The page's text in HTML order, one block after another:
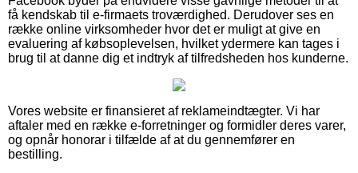
få kendskab til e-firmaets troværdighed. Derudover ses en
række online virksomheder hvor det er muligt at give en
evaluering af købsoplevelsen, hvilket ydermere kan tages i
brug til at danne dig et indtryk af tilfredsheden hos kunderne.
Vores website er finansieret af reklameindtægter. Vi har
aftaler med en række e-forretninger og formidler deres varer,
og opnår honorar i tilfælde af at du gennemfører en
bestilling.